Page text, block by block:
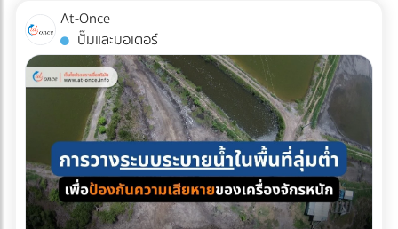
ความเสี่ยงที่คุ้มค่า: ลดอัตราของเสีย (Zero False Reject):
ป้องกันปัญหาสินค้าไม่ได้สเปก (Out of Spec) เมื่อมาถึงโรงงาน
ซึ่งหากสีหรือกลิ่นเพี้ยนไป ฝ่าย QA/QC จะต้องตีกลับสินค้าทั้ง
แบตช์ ทำให้เสียทั้งเงินและเวลา ความเสถียรของผลิตภัณฑ์
(Product Consistency): การใช้วัตถุดิบที่คุณภาพคงที่ ช่วยให้
โรงงานควบคุมมาตรฐานของสินค้าสำเร็จรูป (End-product) ได้
ง่ายขึ้น ไม่ว่าจะเป็นเครื่องดื่มบรรจุขวด หรือเบเกอรี่ สีและรสชาติ
จะเหมือนเดิมทุกรอบการผลิต ยืดอายุการจัดเก็บ (Extended
Shelf Life): มัทฉะที่ถูกควบคุมอุณหภูมิมาอย่างดีตั้งแต่ต้นทาง
จะมีอายุการจัดเก็บในคลังสินค้าของโรงงานได้นานขึ้น ช่วยให้ฝ่าย
เหมาคันสำหรับทริปต่อไปอยู่หรือเปล่า? เปรียบเทียบราคาและ
ค้นหาบริษัทให้ เช่ารถบัสนิติบุคคล ที่เชื่อถือได้ ออกใบกำกับภาษี
ได้ 100% บนแพลตฟอร์ม At-Once ได้เลย
มาใช้ระบบรถลำเลียงอัตโนมัติ (AGV) การนำรถลำเลียงสินค้า
อัตโนมัติ (AGV) เข้ามาใช้วิ่งส่งของในคลังสินค้าช่วยลดแรงงาน
ได้มหาศาล แต่เนื่องจากหุ่นยนต์ประเภทนี้มีการเคลื่อนที่ตลอด
เวลา การเตรียมพื้นที่จึงต้องรัดกุมเป็นพิเศษ: เคลียร์สิ่งกีดขวาง
และทำพื้นผิวให้เรียบ: ระบบนำทาง AGV ไม่ว่าจะเป็นแบบแถบแม่
เหล็กหรือระบบนำทางด้วยเลเซอร์ (LiDAR) จะทำงานได้ดีที่สุดบน
พื้นผิวที่เรียบ ไม่มีหลุมบ่อ และไม่มีเศษขยะบดบังเซนเซอร์ที่ตัวรถ
กำหนดทางวิ่งและจัดระเบียบ Traffic: ต้องระบุเส้นทางการวิ่งของ
AGV ให้ชัดเจน โดยเว้นระยะห่างจากทางเดินของมนุษย์
(Pedestrian Walkway) อย่างน้อย 0.5 เมตรตามมาตรฐาน และ
At-Once
ปั๊มและมอเตอร์